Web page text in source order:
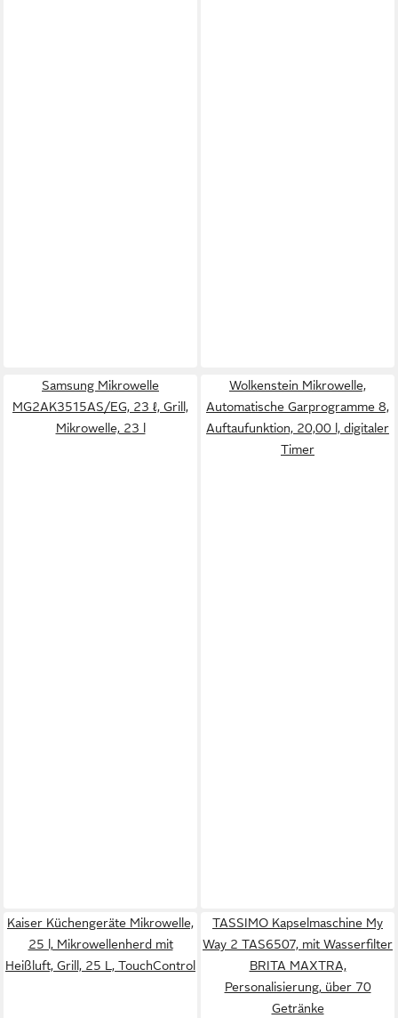
Samsung Mikrowelle
MG2AK3515AS/EG, 23 ℓ, Grill,
Mikrowelle, 23 l
Wolkenstein Mikrowelle,
Automatische Garprogramme 8,
Auftaufunktion, 20,00 l, digitaler
Timer
Kaiser Küchengeräte Mikrowelle,
25 l, Mikrowellenherd mit
Heißluft, Grill, 25 L, TouchControl
TASSIMO Kapselmaschine My
Way 2 TAS6507, mit Wasserfilter
BRITA MAXTRA,
Personalisierung, über 70
Getränke